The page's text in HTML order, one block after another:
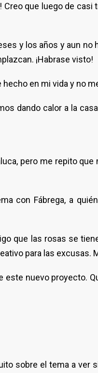
Creo que luego de
y los años y aun
¡Habrase visto!
en mi vida y no
dando calor a la
pero me repito
con Fábrega, a
que las rosas se
para las excusas.
este nuevo proyecto.
sobre el tema a ver